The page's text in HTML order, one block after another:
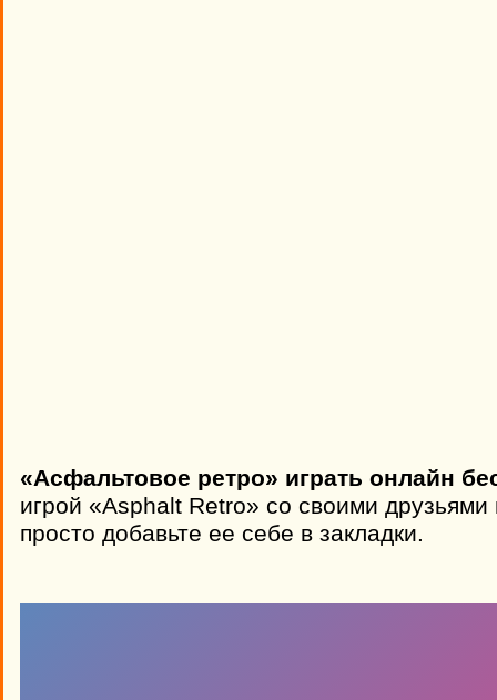
«Асфальтовое ретро» играть онлайн
игрой «Asphalt Retro» со своими
просто добавьте ее себе в закладки.